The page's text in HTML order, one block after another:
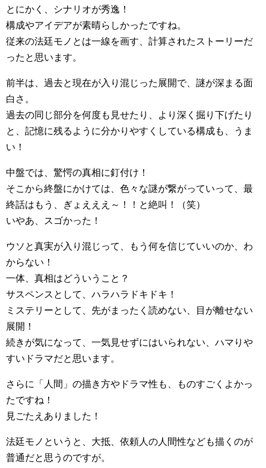
とにかく、シナリオが秀逸！
構成やアイデアが素晴らしかったですね。
従来の法廷モノとは一線を画す、計算されたストーリーだ
ったと思います。
前半は、過去と現在が入り混じった展開で、謎が深まる面
白さ。
過去の同じ部分を何度も見せたり、より深く掘り下げたり
と、記憶に残るように分かりやすくしている構成も、うま
い！
中盤では、驚愕の真相に釘付け！
そこから終盤にかけては、色々な謎が繋がっていって、最
終話はもう、ぎょえええ～！！と絶叫！（笑）
いやあ、スゴかった！
ウソと真実が入り混じって、もう何を信じていいのか、わ
からない！
一体、真相はどういうこと？
サスペンスとして、ハラハラドキドキ！
ミステリーとして、先がまったく読めない、目が離せない
展開！
続きが気になって、一気見せずにはいられない、ハマりや
すいドラマだと思います。
さらに「人間」の描き方やドラマ性も、ものすごくよかっ
たですね！
見ごたえありました！
法廷モノというと、大抵、依頼人の人間性なども描くのが
普通だと思うのですが。